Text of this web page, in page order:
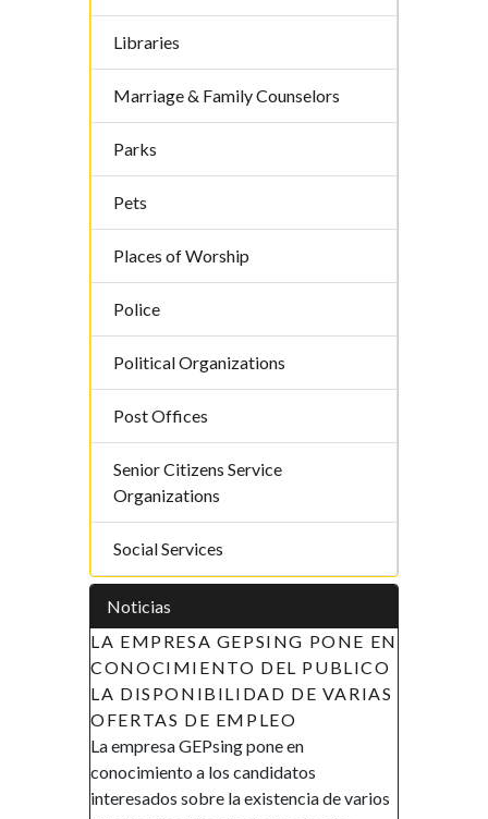
Libraries
Marriage & Family Counselors
Parks
Pets
Places of Worship
Police
Political Organizations
Post Offices
Senior Citizens Service
Organizations
Social Services
Noticias
LA EMPRESA GEPSING PONE EN
CONOCIMIENTO DEL PUBLICO
LA DISPONIBILIDAD DE VARIAS
OFERTAS DE EMPLEO
La empresa GEPsing pone en
conocimiento a los candidatos
interesados sobre la existencia de varios